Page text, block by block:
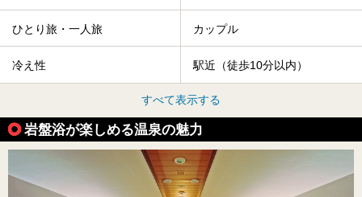
ひとり旅・一人旅 カップル
冷え性 駅近（徒歩10分以内）
すべて表示する
岩盤浴が楽しめる温泉の魅力